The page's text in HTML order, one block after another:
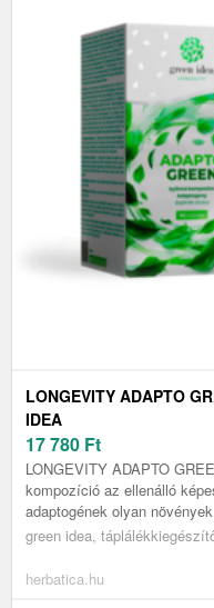
LONGEVITY ADAPTO
IDEA
17 780 Ft
LONGEVITY ADAPTO
kompozíció az ellenálló
adaptogének olyan
green idea,
herbatica.hu